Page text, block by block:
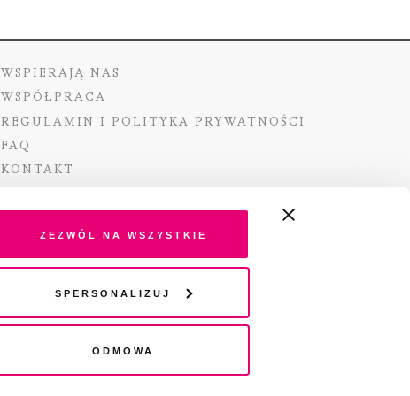
Zezwól na wszystkie
Spersonalizuj
Odmowa
WSPIERAJĄ NAS
WSPÓŁPRACA
REGULAMIN I POLITYKA PRYWATNOŚCI
FAQ
KONTAKT
ze środków Ministra Kultury i Dziedzictwa
pochodzących z Funduszu Promocji Kultury –